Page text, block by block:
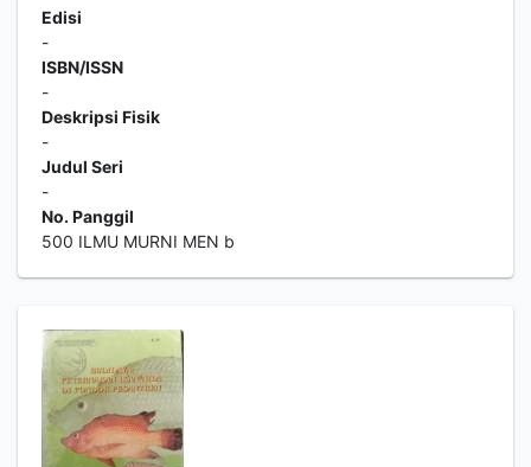
Edisi
-
ISBN/ISSN
-
Deskripsi Fisik
-
Judul Seri
-
No. Panggil
500 ILMU MURNI MEN b